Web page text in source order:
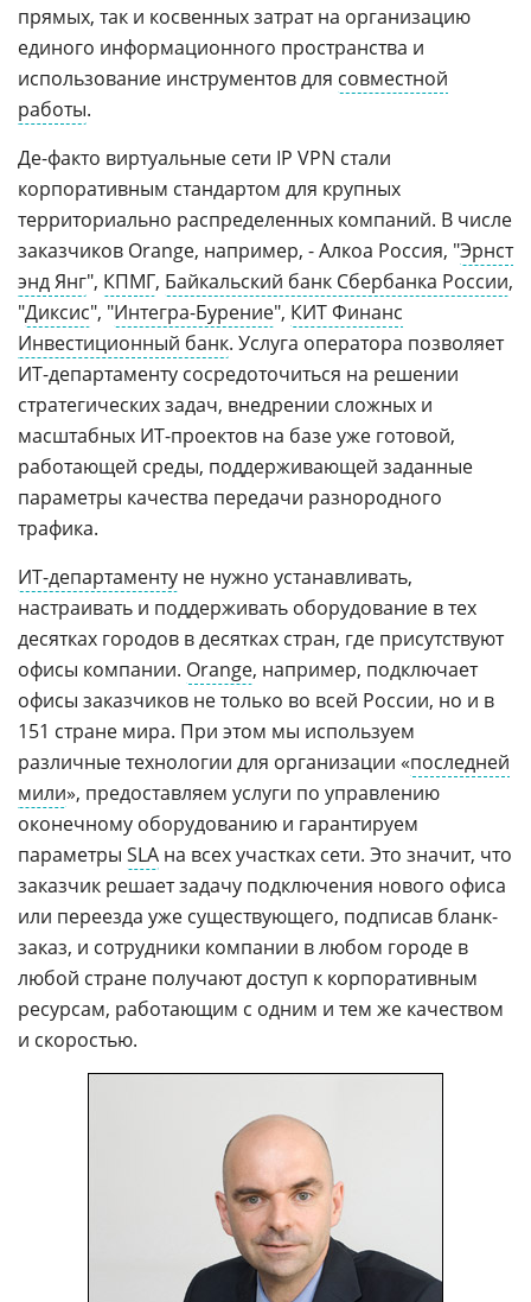
прямых, так и косвенных затрат на организацию
единого информационного пространства и
использование инструментов для совместной
работы.
Де-факто виртуальные сети IP VPN стали
корпоративным стандартом для крупных
территориально распределенных компаний. В числе
заказчиков Orange, например, - Алкоа Россия, "Эрнст
энд Янг", КПМГ, Байкальский банк Сбербанка России,
"Диксис", "Интегра-Бурение", КИТ Финанс
Инвестиционный банк. Услуга оператора позволяет
ИТ-департаменту сосредоточиться на решении
стратегических задач, внедрении сложных и
масштабных ИТ-проектов на базе уже готовой,
работающей среды, поддерживающей заданные
параметры качества передачи разнородного
трафика.
ИТ-департаменту не нужно устанавливать,
настраивать и поддерживать оборудование в тех
десятках городов в десятках стран, где присутствуют
офисы компании. Orange, например, подключает
офисы заказчиков не только во всей России, но и в
151 стране мира. При этом мы используем
различные технологии для организации «последней
мили», предоставляем услуги по управлению
оконечному оборудованию и гарантируем
параметры SLA на всех участках сети. Это значит, что
заказчик решает задачу подключения нового офиса
или переезда уже существующего, подписав бланк-
заказ, и сотрудники компании в любом городе в
любой стране получают доступ к корпоративным
ресурсам, работающим с одним и тем же качеством
и скоростью.